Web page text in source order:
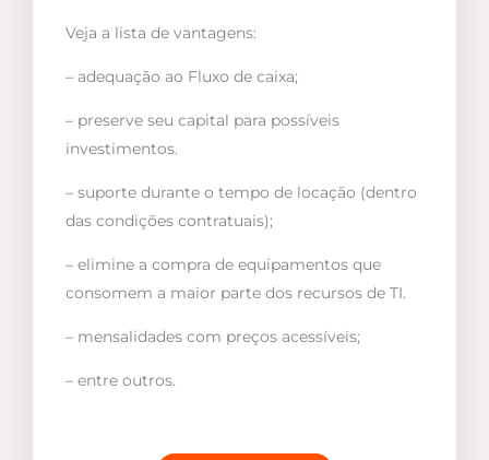
Veja a lista de vantagens:
– adequação ao Fluxo de caixa;
– preserve seu capital para possíveis
investimentos.
– suporte durante o tempo de locação (dentro
das condições contratuais);
– elimine a compra de equipamentos que
consomem a maior parte dos recursos de TI.
– mensalidades com preços acessíveis;
– entre outros.